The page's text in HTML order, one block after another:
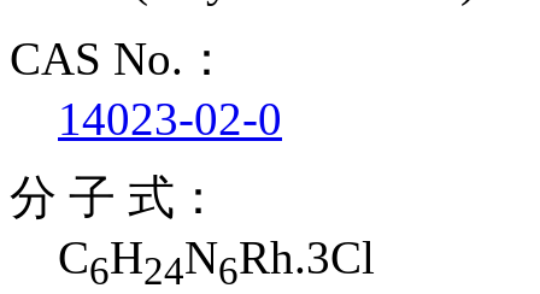
CAS No.：
14023-02-0
分 子 式：
C6H24N6Rh.3Cl